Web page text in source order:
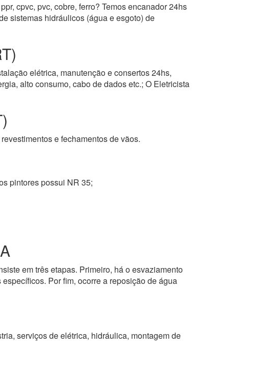
cpvc, pvc, cobre, ferro? Temos encanador 24hs
sistemas hidráulicos (água e esgoto) de
elétrica, manutenção e consertos 24hs,
alto consumo, cabo de dados etc.; O Eletricista
e fechamentos de vãos.
pintores possui NR 35;
em três etapas. Primeiro, há o esvaziamento
Por fim, ocorre a reposição de água
serviços de elétrica, hidráulica, montagem de